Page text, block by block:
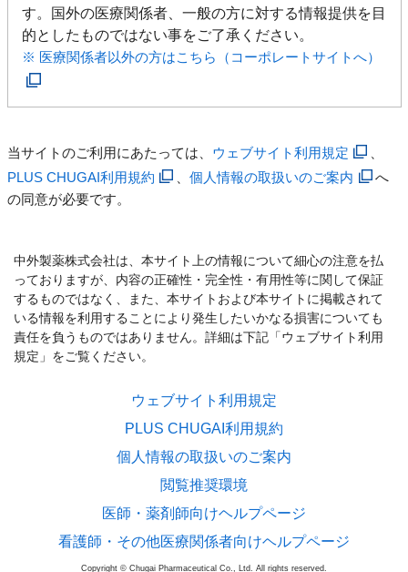
す。国外の医療関係者、一般の方に対する情報提供を目
的としたものではない事をご了承ください。
※ 医療関係者以外の方はこちら（コーポレートサイトへ）
当サイトのご利用にあたっては、 ウェブサイト利用規定
PLUS CHUGAI利用規約
、個人情報の取扱いのご案内
へ
の同意が必要です。
中外製薬株式会社は、本サイト上の情報について細心の注意を払
っておりますが、内容の正確性・完全性・有用性等に関して保証
するものではなく、また、本サイトおよび本サイトに掲載されて
いる情報を利用することにより発生したいかなる損害についても
責任を負うものではありません。詳細は下記「ウェブサイト利用
規定」をご覧ください。
ウェブサイト利用規定
PLUS CHUGAI利用規約
個人情報の取扱いのご案内
閲覧推奨環境
医師・薬剤師向けヘルプページ
看護師・その他医療関係者向けヘルプページ
Copyright © Chugai Pharmaceutical Co., Ltd. All rights reserved.